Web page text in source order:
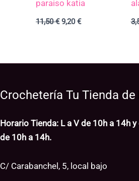
paraiso katia
11,50€ 9,20€
Crochetería Tu Tienda de
Horario Tienda: L a V de 10h a 14h
de 10h a 14h.
C/ Carabanchel, 5, local bajo